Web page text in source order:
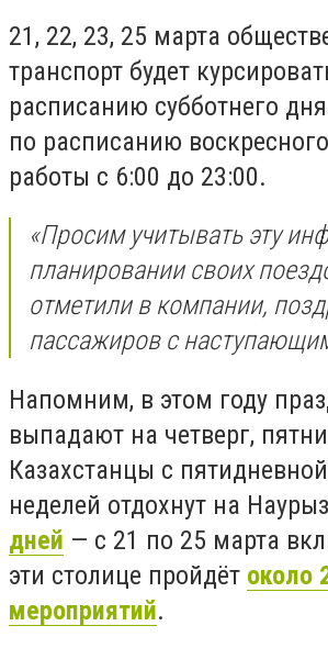
21, 22, 23, 25 марта
транспорт будет
расписанию субботнего
по расписанию
работы с 6:00 до 23:00.
«Просим учитывать эту
планировании своих
отметили в компании,
пассажиров с
Напомним, в этом году
выпадают на четверг,
Казахстанцы с
неделей отдохнут на Наурыз
дней — с 21 по 25 марта
эти столице пройдёт около
мероприятий.